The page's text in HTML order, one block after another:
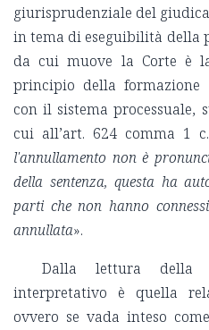
giurisprudenziale del
in tema di eseguibilità della
da cui muove la Corte è
principio della formazione
con il sistema processuale,
cui all’art. 624 comma 1
l'annullamento non è
della sentenza, questa ha
parti che non hanno
annullata».
Dalla lettura della
interpretativo è quella
ovvero se vada inteso